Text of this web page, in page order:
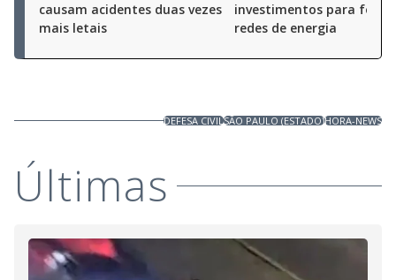
causam acidentes duas vezes
mais letais
investimentos para
redes de energia
DEFESA CIVILSÃO PAULO (ESTADO)HORA-NEWS
Últimas